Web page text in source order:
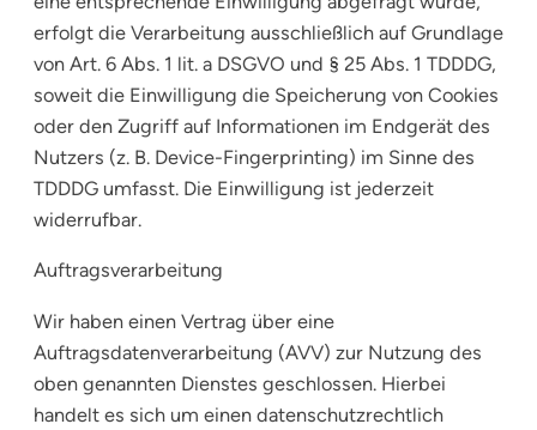
erfolgt die Verarbeitung ausschließlich auf Grundlage
von Art. 6 Abs. 1 lit. a DSGVO und § 25 Abs. 1 TDDDG,
soweit die Einwilligung die Speicherung von Cookies
oder den Zugriff auf Informationen im Endgerät des
Nutzers (z. B. Device-Fingerprinting) im Sinne des
TDDDG umfasst. Die Einwilligung ist jederzeit
widerrufbar.
Auftragsverarbeitung
Wir haben einen Vertrag über eine
Auftragsdatenverarbeitung (AVV) zur Nutzung des
oben genannten Dienstes geschlossen. Hierbei
handelt es sich um einen datenschutzrechtlich